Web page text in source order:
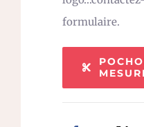
formulaire.